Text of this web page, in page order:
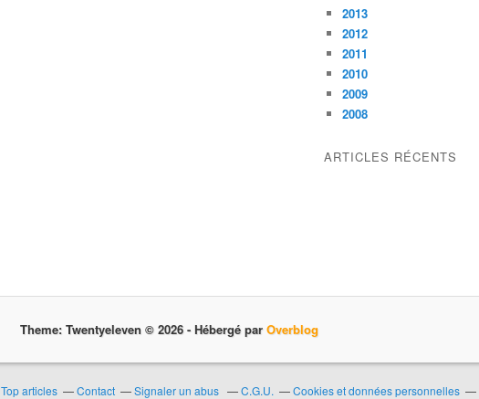
2013
2012
2011
2010
2009
2008
ARTICLES RÉCENTS
Theme: Twentyeleven © 2026 - Hébergé par Overblog
Top articles Contact Signaler un abus C.G.U. Cookies et données personnelles